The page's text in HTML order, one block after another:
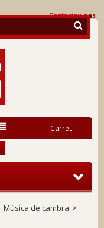
Contacteu-nos
Carret
Música de cambra >